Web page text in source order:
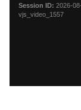
window.
Session ID: 2026-
vjs_video_1557